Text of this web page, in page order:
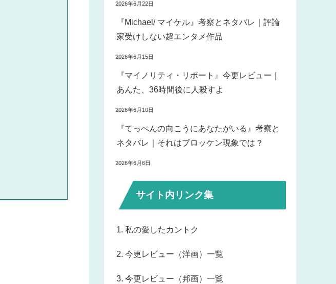
2026年6月22日
『Michael/ マイケル』考察とネタバレ｜評論
家受けしない超エンタメ作品
2026年6月15日
『マイノリティ・リポート』今更レビュー｜
あんた、36時間後に人殺すよ
2026年6月10日
『てっぺんの向こうにあなたがいる』考察と
ネタバレ｜それはブロッケン現象では？
2026年6月6日
サイト内リンク集
1. 私の愛したカントク
2. 今更レビュー（洋画）一覧
3. 今更レビュー（邦画）一覧